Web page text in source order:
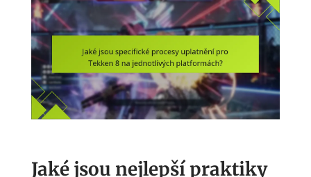
Jaké jsou nejlepší praktiky